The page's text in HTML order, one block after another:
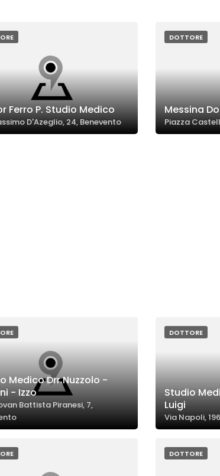
Ferro P. Studio Medico
D'Azeglio, 24, Benevento
DOTTORE
Messina
Piazza
Medico Drr.Nuzzolo -
- Izzo
Battista Piranesi, 7,
DOTTORE
Studio
Luigi
Via Napoli,
DOTTORE